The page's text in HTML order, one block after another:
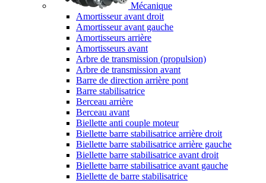
Mécanique
Amortisseur avant droit
Amortisseur avant gauche
Amortisseurs arrière
Amortisseurs avant
Arbre de transmission (propulsion)
Arbre de transmission avant
Barre de direction arrière pont
Barre stabilisatrice
Berceau arrière
Berceau avant
Biellette anti couple moteur
Biellette barre stabilisatrice arrière droit
Biellette barre stabilisatrice arrière gauche
Biellette barre stabilisatrice avant droit
Biellette barre stabilisatrice avant gauche
Biellette de barre stabilisatrice